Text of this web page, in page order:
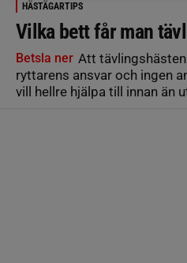
HÄSTÄGARTIPS
Vilka bett får man
Betsla ner Att
ryttarens ansvar och ingen
vill hellre hjälpa till innan än